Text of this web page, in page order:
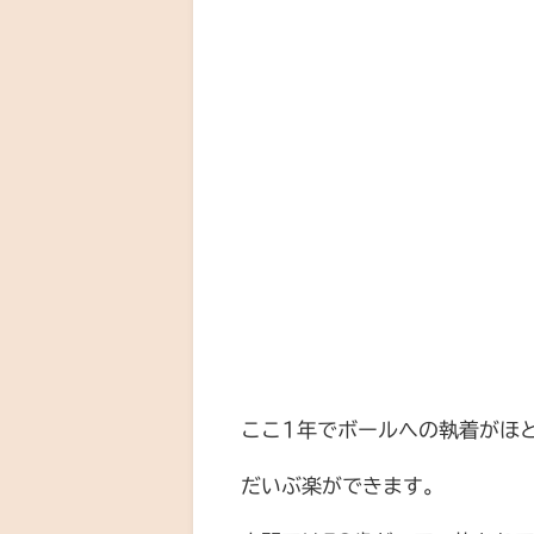
ここ1年でボールへの執着がほ
だいぶ楽ができます。